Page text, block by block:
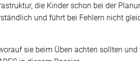
die Kinder schon bei der
und führt bei Fehlern nicht
sie beim Üben achten sollten